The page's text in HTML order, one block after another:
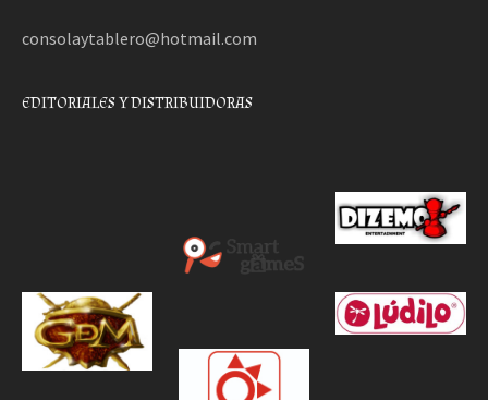
consolaytablero@hotmail.com
EDITORIALES Y DISTRIBUIDORAS